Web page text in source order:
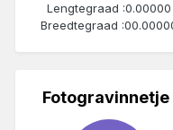
Lengtegraad :0.00000
Breedtegraad :
Fotogravinnetje